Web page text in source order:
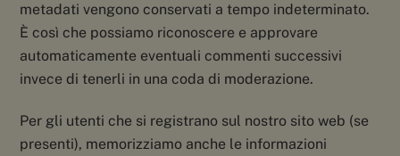
metadati vengono conservati a tempo indeterminato.
È così che possiamo riconoscere e approvare
automaticamente eventuali commenti successivi
invece di tenerli in una coda di moderazione.
Per gli utenti che si registrano sul nostro sito web (se
presenti), memorizziamo anche le informazioni